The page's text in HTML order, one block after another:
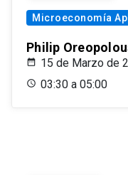
Microeconomía
Philip
15 de Marzo de
03:30 a 05:00